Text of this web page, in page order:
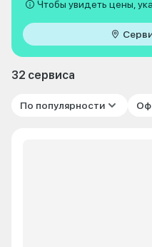
Чтобы увидеть цены,
32 сервиса
По популярности